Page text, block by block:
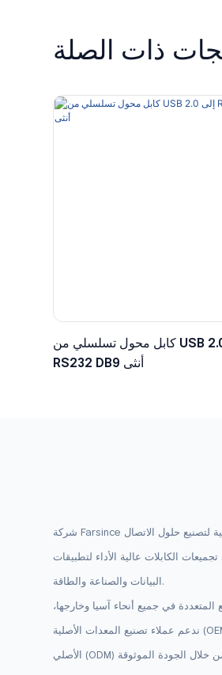
ذات الصلة
كابل محول تسلسلي من USB 2.0 إلى
RS232 DB9 أنثى
شركة Farsince هي شركة عالمية لتصنيع حلول الاتصال
الكابلات عالية الأداء لتطبيقات
البيانات والصناعة والطاقة.
المتعددة في جميع أنحاء آسيا وخارجها،
ندعم عملاء تصنيع المعدات الأصلية (OEM) وتصنيع التصميم
الأصلي (ODM) في جميع أنحاء العالم من خلال الجودة الموثوقة